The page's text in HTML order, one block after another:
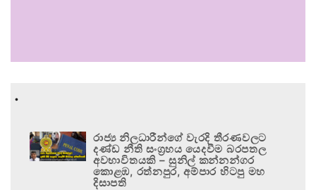
.
රාජ්‍ය නිලධාරීන්ගේ වැරදි තීරණවලට
දණ්ඩ නීති සංග්‍රහය යෙදවීම බරපතල
අවභාවිතයකි – සුනිල් කන්නන්ගර
කොළඹ, රත්නපුර, අම්පාර හිටපු මහ
දිසාපති